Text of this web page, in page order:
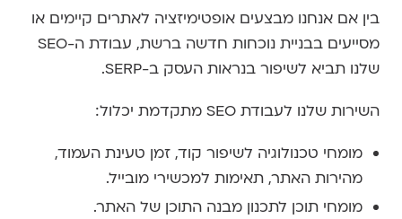
בין אם אנחנו מבצעים אופטימיזציה לאתרים קיימים או
מסייעים בבניית נוכחות חדשה ברשת, עבודת ה-SEO
שלנו תביא לשיפור בנראות העסק ב-SERP.
השירות שלנו לעבודת SEO מתקדמת יכלול:
מומחי טכנולוגיה לשיפור קוד, זמן טעינת העמוד,
מהירות האתר, תאימות למכשירי מובייל.
מומחי תוכן לתכנון מבנה התוכן של האתר.